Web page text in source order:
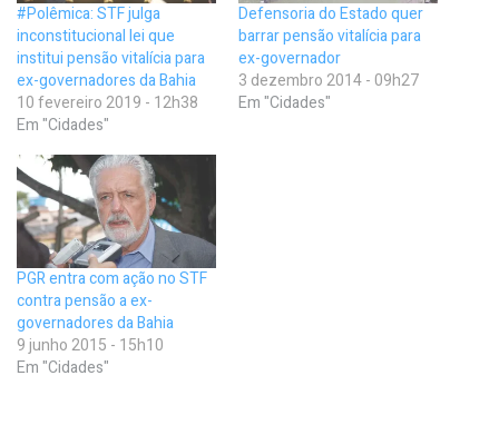
#Polêmica: STF julga
inconstitucional lei que
institui pensão vitalícia para
ex-governadores da Bahia
10 fevereiro 2019 - 12h38
Em "Cidades"
Defensoria do Estado quer
barrar pensão vitalícia para
ex-governador
3 dezembro 2014 - 09h27
Em "Cidades"
PGR entra com ação no STF
contra pensão a ex-
governadores da Bahia
9 junho 2015 - 15h10
Em "Cidades"